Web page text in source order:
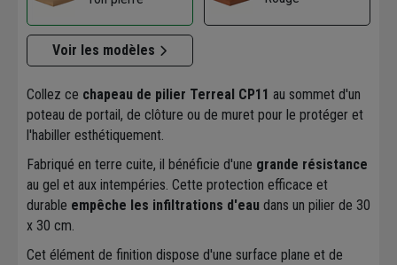
Voir les modèles
Collez ce chapeau de pilier Terreal CP11 au sommet d'un
poteau de portail, de clôture ou de muret pour le protéger et
l'habiller esthétiquement.
Fabriqué en terre cuite, il bénéficie d'une grande résistance
au gel et aux intempéries. Cette protection efficace et
durable empêche les infiltrations d'eau dans un pilier de 30
x 30 cm.
Cet élément de finition dispose d'une surface plane et de